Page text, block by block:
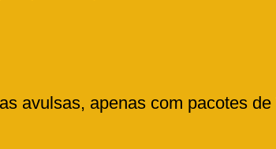
avulsas, apenas com pacotes de